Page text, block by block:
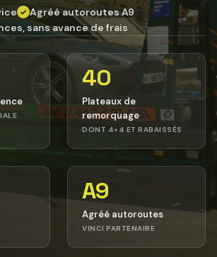
✓ Agréé autoroutes A9
sans avance de frais
40
Plateaux de
remorquage
DONT 4×4 ET RABAISSÉS
A9
Agréé autoroutes
VINCI PARTENAIRE